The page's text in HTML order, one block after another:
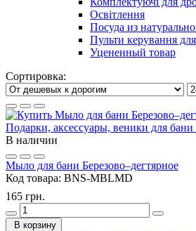
Освітлення
Посуда из
Пульти керування
Уцененный товар
Сортировка:
В наличии
Мыло для бани Березово–дегтярное
Код товара: BNS-MBLMD
165 грн.
В корзину